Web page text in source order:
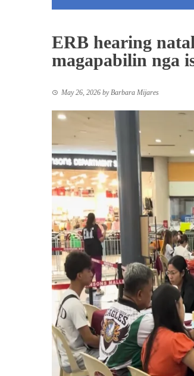
ERB hearing
magapabilin nga
May 26, 2026 byBarbara Mijares